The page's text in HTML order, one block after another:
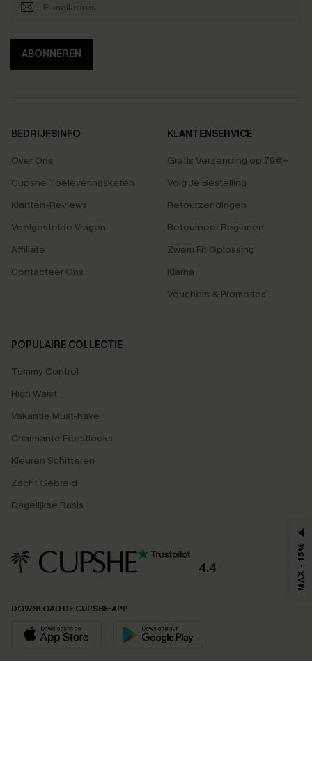
ABONNEREN
BEDRIJFSINFO
Over Ons
Cupshe Toeleveringsketen
Klanten-Reviews
Veelgestelde Vragen
Affiliate
Contacteer Ons
KLANTENSERVICE
Gratis Verzending op 79€+
Volg Je Bestelling
Retourzendingen
Retourneer Beginnen
Zwem Fit Oplossing
Klarna
Vouchers & Promoties
POPULAIRE COLLECTIE
Tummy Control
High Waist
Vakantie Must-have
Charmante Feestlooks
Kleuren Schitteren
Zacht Gebreid
Dagelijkse Basis
4.4
DOWNLOAD DE CUPSHE-APP
MAX - 15%